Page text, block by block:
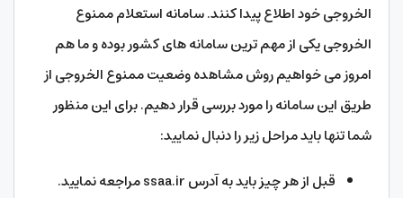
الخروجی خود اطلاع پیدا کنند. سامانه استعلام ممنوع
الخروجی یکی از مهم ترین سامانه های کشور بوده و ما هم
امروز می خواهیم روش مشاهده وضعیت ممنوع الخروجی از
طریق این سامانه را مورد بررسی قرار دهیم. برای این منظور
شما تنها باید مراحل زیر را دنبال نمایید:
قبل از هر چیز باید به آدرس ssaa.ir مراجعه نمایید.